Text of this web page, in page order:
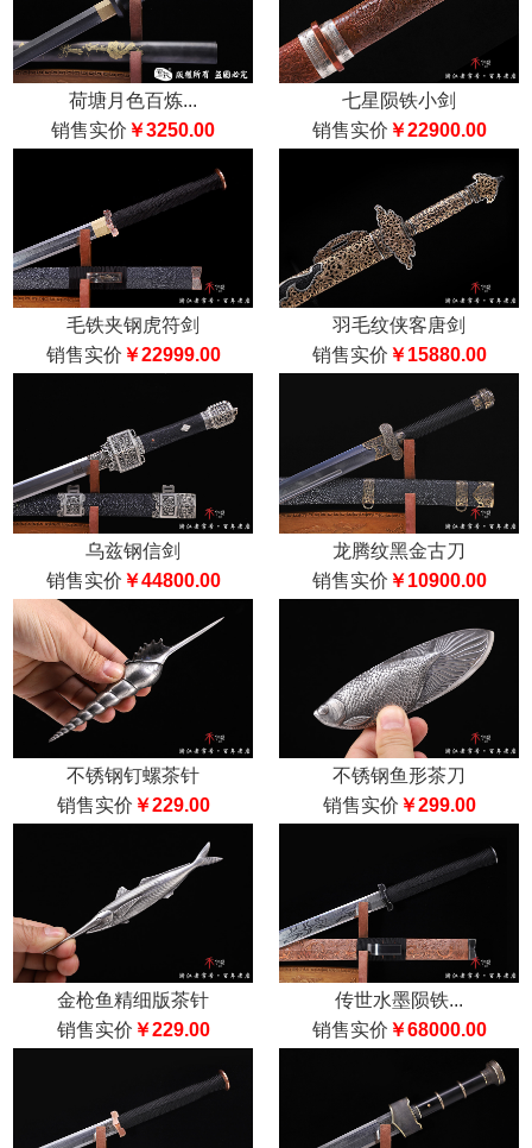
荷塘月色百炼...
销售实价 ￥3250.00
七星陨铁小剑
销售实价 ￥22900.00
毛铁夹钢虎符剑
销售实价 ￥22999.00
羽毛纹侠客唐剑
销售实价 ￥15880.00
乌兹钢信剑
销售实价 ￥44800.00
龙腾纹黑金古刀
销售实价 ￥10900.00
不锈钢钉螺茶针
销售实价 ￥229.00
不锈钢鱼形茶刀
销售实价 ￥299.00
金枪鱼精细版茶针
销售实价 ￥229.00
传世水墨陨铁...
销售实价 ￥68000.00